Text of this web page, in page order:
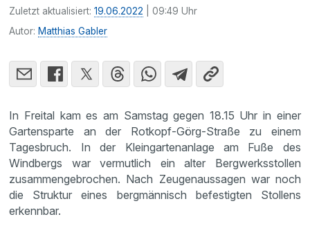
Zuletzt aktualisiert:19.06.2022 | 09:49 Uhr
Autor: Matthias Gabler
In Freital kam es am Samstag gegen 18.15 Uhr in einer
Gartensparte an der Rotkopf-Görg-Straße zu einem
Tagesbruch. In der Kleingartenanlage am Fuße des
Windbergs war vermutlich ein alter Bergwerksstollen
zusammengebrochen. Nach Zeugenaussagen war noch
die Struktur eines bergmännisch befestigten Stollens
erkennbar.